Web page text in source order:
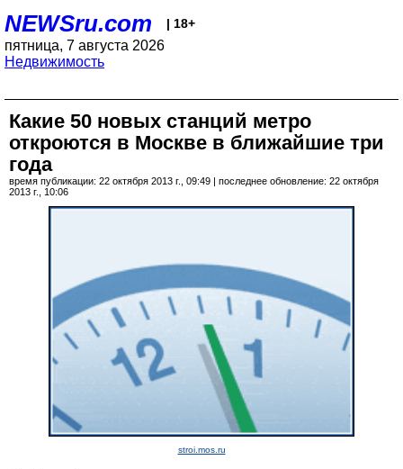
NEWSru.com | 18+
пятница, 7 августа 2026
Недвижимость
Какие 50 новых станций метро
откроются в Москве в ближайшие три
года
время публикации: 22 октября 2013 г., 09:49 | последнее обновление: 22 октября
2013 г., 10:06
stroi.mos.ru